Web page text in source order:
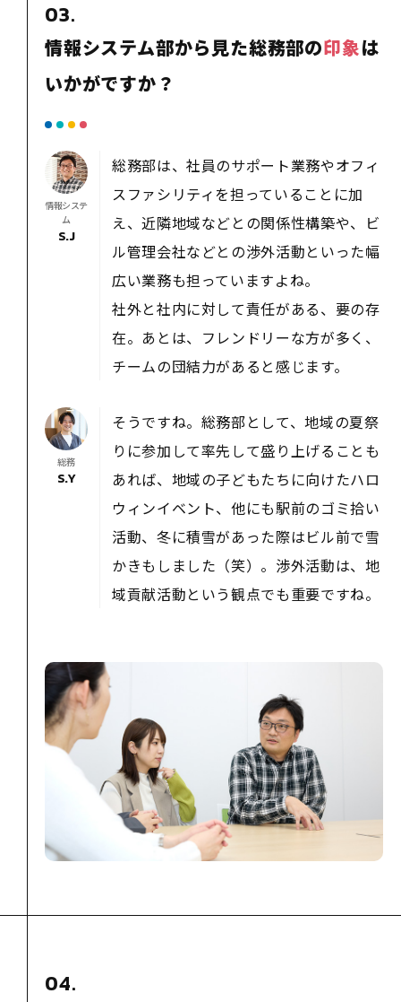
03.
情報システム部から見た総務部の印象は
いかがですか？
情報システ
ム
S.J
総務部は、社員のサポート業務やオフィ
スファシリティを担っていることに加
え、近隣地域などとの関係性構築や、ビ
ル管理会社などとの渉外活動といった幅
広い業務も担っていますよね。
社外と社内に対して責任がある、要の存
在。あとは、フレンドリーな方が多く、
チームの団結力があると感じます。
総務
S.Y
そうですね。総務部として、地域の夏祭
りに参加して率先して盛り上げることも
あれば、地域の子どもたちに向けたハロ
ウィンイベント、他にも駅前のゴミ拾い
活動、冬に積雪があった際はビル前で雪
かきもしました（笑）。渉外活動は、地
域貢献活動という観点でも重要ですね。
04.